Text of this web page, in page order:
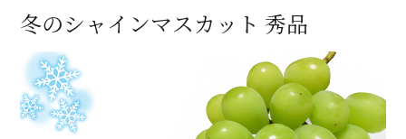
冬のシャインマスカット 秀品